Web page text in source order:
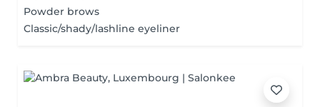
Powder brows
Classic/shady/lashline eyeliner